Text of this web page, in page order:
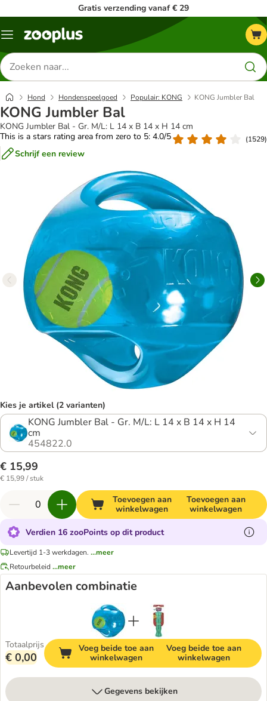
Gratis verzending vanaf € 29
Menu
Zoeken
naar
producten
Hond Hondenspeelgoed Populair: KONG KONG Jumbler Bal
KONG Jumbler Bal
KONG Jumbler Bal - Gr. M/L: L 14 x B 14 x H 14 cm
This is a stars rating area from zero to 5: 4.0/5
(1529)
Schrijf een review
Kies je artikel (2 varianten)
KONG Jumbler Bal - Gr. M/L: L 14 x B 14 x H 14
cm
454822.0
€ 15,99
€ 15,99 / stuk
Toevoegen aan
winkelwagen
Toevoegen aan
winkelwagen
Verdien 16 zooPoints op dit product
Levertijd 1-3 werkdagen. ...meer
Retourbeleid ...meer
Aanbevolen combinatie
Totaalprijs
€ 0,00
Voeg beide toe aan
winkelwagen
Voeg beide toe aan
winkelwagen
Gegevens bekijken